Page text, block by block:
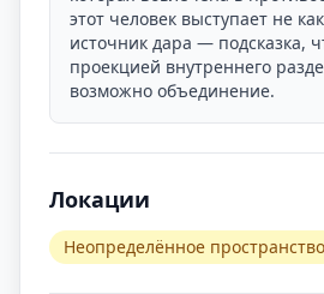
этот человек выступает не
источник дара — подсказка,
проекцией внутреннего
возможно объединение.
Локации
Неопределённое пространство